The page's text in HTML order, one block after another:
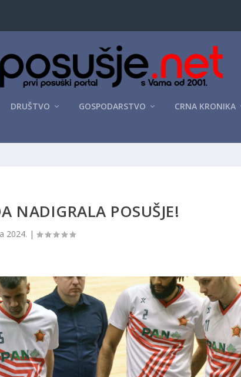
DRUŠTVO GOSPODARSTVO CRNA KRONIKA
NADIGRALA POSUŠJE!
2024. |